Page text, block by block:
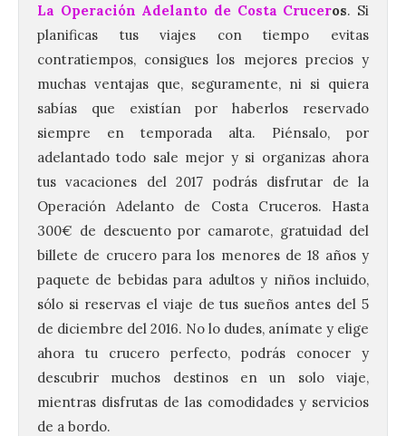
La Operación Adelanto de Costa Cruceros. Si
planificas tus viajes con tiempo evitas
contratiempos, consigues los mejores precios y
muchas ventajas que, seguramente, ni si quiera
sabías que existían por haberlos reservado
siempre en temporada alta. Piénsalo, por
adelantado todo sale mejor y si organizas ahora
tus vacaciones del 2017 podrás disfrutar de la
Operación Adelanto de Costa Cruceros. Hasta
300€ de descuento por camarote, gratuidad del
billete de crucero para los menores de 18 años y
paquete de bebidas para adultos y niños incluido,
sólo si reservas el viaje de tus sueños antes del 5
de diciembre del 2016. No lo dudes, anímate y elige
ahora tu crucero perfecto, podrás conocer y
descubrir muchos destinos en un solo viaje,
mientras disfrutas de las comodidades y servicios
de a bordo.
El Ayuntamiento de La
Bañeza presenta el
Festival One More Time,
una cita con la música de
los 80 y 90 para el 16 de
agosto en la Plaza Mayor.
6 Ago 2026
Se celebrará el próximo
domingo 16 de agosto, a
partir de las 23:00 horas,